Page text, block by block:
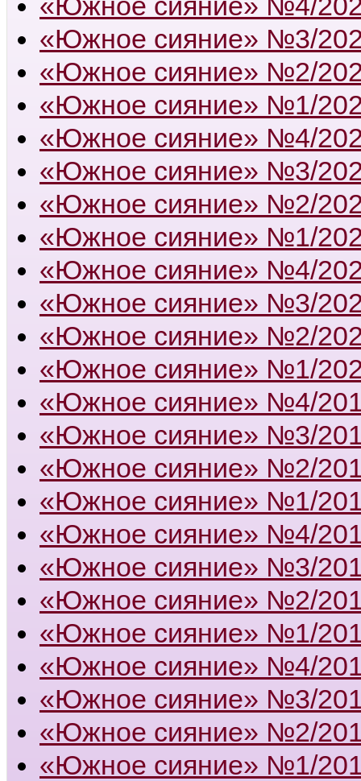
«Южное сияние» №3/
«Южное сияние» №2/
«Южное сияние» №1/
«Южное сияние» №4/
«Южное сияние» №3/
«Южное сияние» №2/
«Южное сияние» №1/
«Южное сияние» №4/
«Южное сияние» №3/
«Южное сияние» №2/
«Южное сияние» №1/
«Южное сияние» №4/
«Южное сияние» №3/
«Южное сияние» №2/
«Южное сияние» №1/
«Южное сияние» №4/
«Южное сияние» №3/
«Южное сияние» №2/
«Южное сияние» №1/
«Южное сияние» №4/
«Южное сияние» №3/
«Южное сияние» №2/
«Южное сияние» №1/